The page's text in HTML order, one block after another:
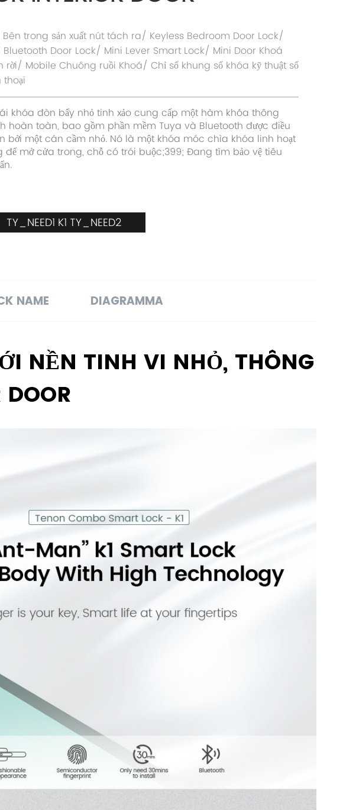
Bên trong sản xuất nút tách ra/ Keyless Bedroom Door Lock/
Bluetooth Door Lock/ Mini Lever Smart Lock/ Mini Door Khoá
rời/ Mobile Chuông ruồi Khoá/ Chỉ số khung số khóa kỹ thuật số
thoại
khóa đòn bẩy nhỏ tinh xảo cung cấp một hàm khóa thông
hoàn toàn, bao gồm phần mềm Tuya và Bluetooth được điều
bởi một cán cầm nhỏ. Nó là một khóa móc chìa khóa linh hoạt
để mở cửa trong, chỗ có trói buộc;399; Đang tìm bảo vệ tiêu
TY_NEED1 K1 TY_NEED2
NAME DIAGRAMMA
NỀN TINH VI NHỎ, THÔNG